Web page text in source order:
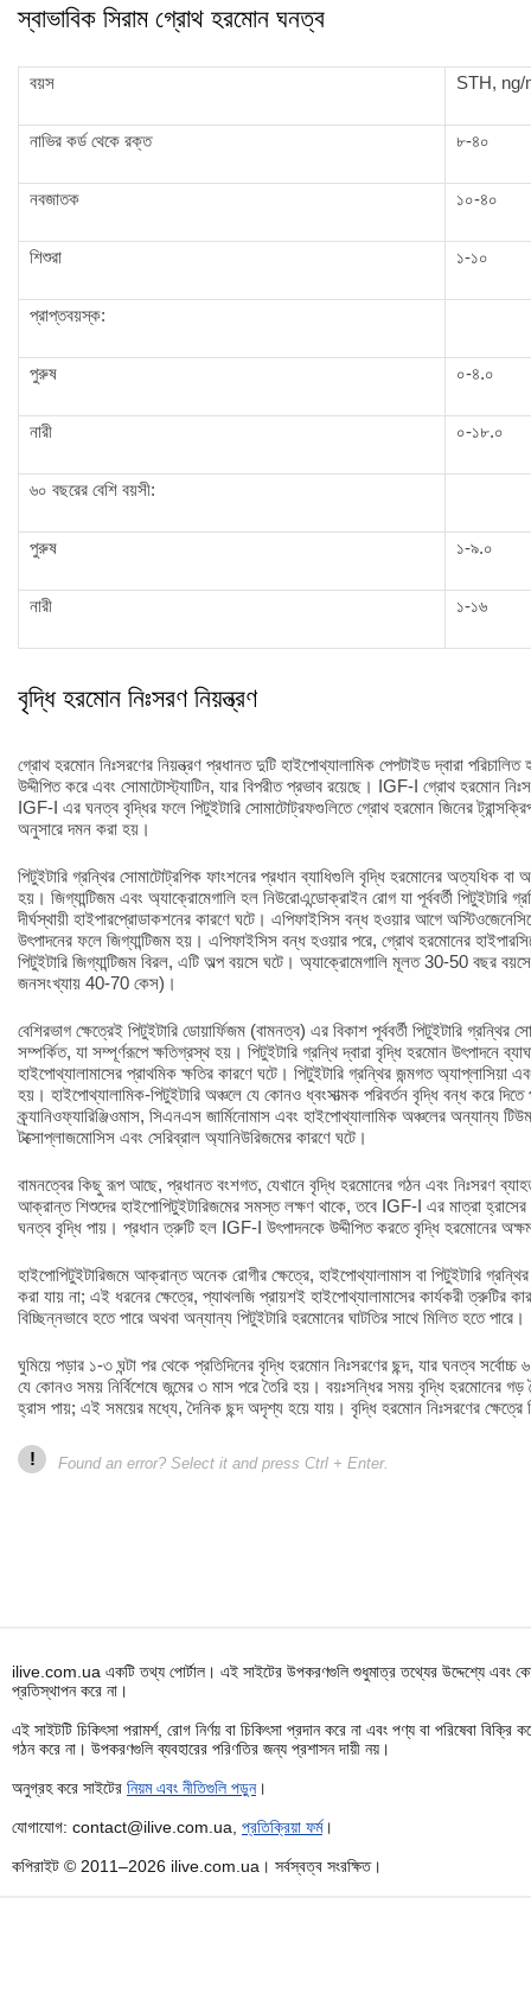
স্বাভাবিক সিরাম গ্রোথ হরমোন ঘনত্ব
বয়স STH, ng/
নাভির কর্ড থেকে রক্ত ৮-৪০
নবজাতক ১০-৪০
শিশুরা ১-১০
প্রাপ্তবয়স্ক:
পুরুষ ০-৪.০
নারী ০-১৮.০
৬০ বছরের বেশি বয়সী:
পুরুষ ১-৯.০
নারী ১-১৬
বৃদ্ধি হরমোন নিঃসরণ নিয়ন্ত্রণ
গ্রোথ হরমোন নিঃসরণের নিয়ন্ত্রণ প্রধানত দুটি হাইপোথ্যালামিক পেপটাইড দ্বারা
উদ্দীপিত করে এবং সোমাটোস্ট্যাটিন, যার বিপরীত প্রভাব রয়েছে। IGF-I গ্রোথ হরমোন
IGF-I এর ঘনত্ব বৃদ্ধির ফলে পিটুইটারি সোমাটোট্রফগুলিতে গ্রোথ হরমোন জিনের
অনুসারে দমন করা হয়।
পিটুইটারি গ্রন্থির সোমাটোট্রপিক ফাংশনের প্রধান ব্যাধিগুলি বৃদ্ধি হরমোনের অত্যধিক বা
হয়। জিগ্যান্টিজম এবং অ্যাক্রোমেগালি হল নিউরোএন্ডোক্রাইন রোগ যা পূর্ববর্তী পিটুইটারি
দীর্ঘস্থায়ী হাইপারপ্রোডাকশনের কারণে ঘটে। এপিফাইসিস বন্ধ হওয়ার আগে
উৎপাদনের ফলে জিগ্যান্টিজম হয়। এপিফাইসিস বন্ধ হওয়ার পরে, গ্রোথ হরমোনের
পিটুইটারি জিগ্যান্টিজম বিরল, এটি অল্প বয়সে ঘটে। অ্যাক্রোমেগালি মূলত 30-50 বছর
জনসংখ্যায় 40-70 কেস)।
বেশিরভাগ ক্ষেত্রেই পিটুইটারি ডোয়ার্ফিজম (বামনত্ব) এর বিকাশ পূর্ববর্তী পিটুইটারি
সম্পর্কিত, যা সম্পূর্ণরূপে ক্ষতিগ্রস্থ হয়। পিটুইটারি গ্রন্থি দ্বারা বৃদ্ধি হরমোন উৎপাদনে
হাইপোথ্যালামাসের প্রাথমিক ক্ষতির কারণে ঘটে। পিটুইটারি গ্রন্থির জন্মগত
হয়। হাইপোথ্যালামিক-পিটুইটারি অঞ্চলে যে কোনও ধ্বংসাত্মক পরিবর্তন বৃদ্ধি বন্ধ করে
ক্র্যানিওফ্যারিঞ্জিওমাস, সিএনএস জার্মিনোমাস এবং হাইপোথ্যালামিক অঞ্চলের অন্যান্য
টক্সোপ্লাজমোসিস এবং সেরিব্রাল অ্যানিউরিজমের কারণে ঘটে।
বামনত্বের কিছু রূপ আছে, প্রধানত বংশগত, যেখানে বৃদ্ধি হরমোনের গঠন এবং নিঃসরণ
আক্রান্ত শিশুদের হাইপোপিটুইটারিজমের সমস্ত লক্ষণ থাকে, তবে IGF-I এর মাত্রা
ঘনত্ব বৃদ্ধি পায়। প্রধান ত্রুটি হল IGF-I উৎপাদনকে উদ্দীপিত করতে বৃদ্ধি হরমোনের
হাইপোপিটুইটারিজমে আক্রান্ত অনেক রোগীর ক্ষেত্রে, হাইপোথ্যালামাস বা পিটুইটারি
করা যায় না; এই ধরনের ক্ষেত্রে, প্যাথলজি প্রায়শই হাইপোথ্যালামাসের কার্যকরী ত্রুটির
বিচ্ছিন্নভাবে হতে পারে অথবা অন্যান্য পিটুইটারি হরমোনের ঘাটতির সাথে মিলিত হতে পারে।
ঘুমিয়ে পড়ার ১-৩ ঘন্টা পর থেকে প্রতিদিনের বৃদ্ধি হরমোন নিঃসরণের ছন্দ, যার ঘনত্ব
যে কোনও সময় নির্বিশেষে জন্মের ৩ মাস পরে তৈরি হয়। বয়ঃসন্ধির সময় বৃদ্ধি হরমোনের
হ্রাস পায়; এই সময়ের মধ্যে, দৈনিক ছন্দ অদৃশ্য হয়ে যায়। বৃদ্ধি হরমোন নিঃসরণের ক্ষেত্রে
! Found an error? Select it and press Ctrl + Enter.
ilive.com.ua একটি তথ্য পোর্টাল। এই সাইটের উপকরণগুলি শুধুমাত্র তথ্যের উদ্দেশ্যে এবং
প্রতিস্থাপন করে না।
এই সাইটটি চিকিৎসা পরামর্শ, রোগ নির্ণয় বা চিকিৎসা প্রদান করে না এবং পণ্য বা পরিষেবা
গঠন করে না। উপকরণগুলি ব্যবহারের পরিণতির জন্য প্রশাসন দায়ী নয়।
অনুগ্রহ করে সাইটের নিয়ম এবং নীতিগুলি পড়ুন।
যোগাযোগ: contact@ilive.com.ua, প্রতিক্রিয়া ফর্ম।
কপিরাইট © 2011–2026 ilive.com.ua। সর্বস্বত্ব সংরক্ষিত।